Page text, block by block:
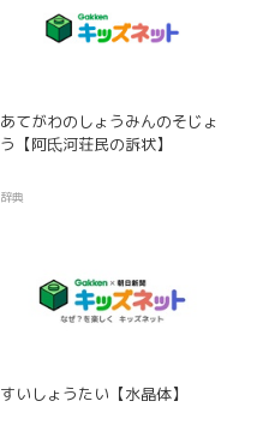
あてがわのしょうみんのそじょ
う【阿氐河荘民の訴状】
辞典
すいしょうたい【水晶体】